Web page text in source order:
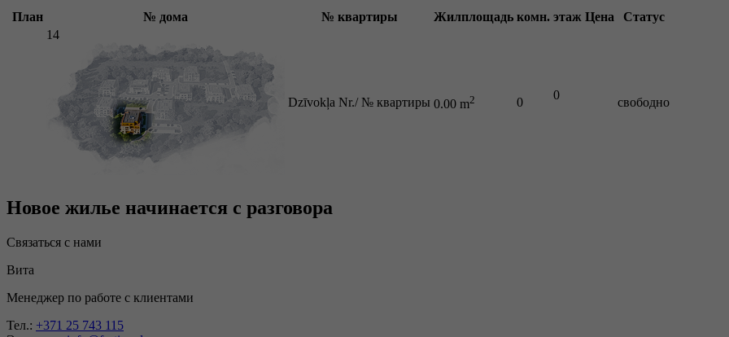
План № дома № квартиры Жилплощадь комн. этаж Цена
Статус
14
Dzīvokļa Nr./ № квартиры 0.00 m2 0
0
свободно
Новое жилье начинается с разговора
Связаться с нами
Вита
Менеджер по работе с клиентами
Тел.: +371 25 743 115